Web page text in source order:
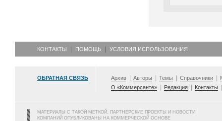
КОНТАКТЫ ПОМОЩЬ УСЛОВИЯ ИСПОЛЬЗОВАНИЯ
ОБРАТНАЯ СВЯЗЬ Архив Авторы Темы Справочники
О «Коммерсанте»
Редакция Контакты
МАТЕРИАЛЫ С ТАКОЙ МЕТКОЙ, ПАРТНЕРСКИЕ ПРОЕКТЫ И НОВОСТИ
КОМПАНИЙ ОПУБЛИКОВАНЫ НА КОММЕРЧЕСКОЙ ОСНОВЕ